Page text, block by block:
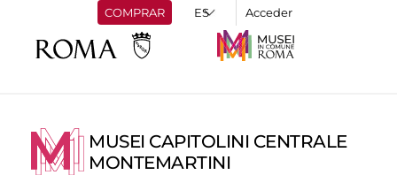
COMPRAR Acceder
MUSEI CAPITOLINI CENTRALE
MONTEMARTINI